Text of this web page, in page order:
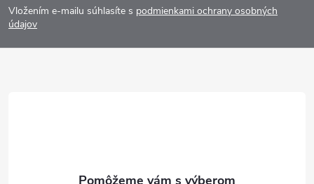
p
Vložením e-mailu súhlasíte s podmienkami ochrany osobných
údajov